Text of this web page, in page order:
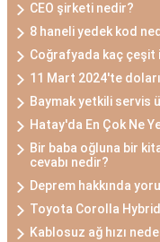
CEO şirketi nedir?
8 haneli yedek kod
Coğrafyada kaç çeşit
11 Mart 2024'te
Baymak yetkili servis
Hatay'da En Çok Ne
Bir baba oğluna bir
cevabı nedir?
Deprem hakkında
Toyota Corolla Hybrid
Kablosuz ağ hızı